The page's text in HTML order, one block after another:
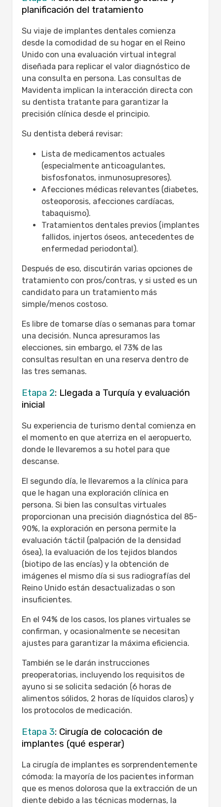
planificación del tratamiento
Su viaje de implantes dentales comienza
desde la comodidad de su hogar en el Reino
Unido con una evaluación virtual integral
diseñada para replicar el valor diagnóstico de
una consulta en persona. Las consultas de
Mavidenta implican la interacción directa con
su dentista tratante para garantizar la
precisión clínica desde el principio.
Su dentista deberá revisar:
Lista de medicamentos actuales
(especialmente anticoagulantes,
bisfosfonatos, inmunosupresores).
Afecciones médicas relevantes (diabetes,
osteoporosis, afecciones cardíacas,
tabaquismo).
Tratamientos dentales previos (implantes
fallidos, injertos óseos, antecedentes de
enfermedad periodontal).
Después de eso, discutirán varias opciones de
tratamiento con pros/contras, y si usted es un
candidato para un tratamiento más
simple/menos costoso.
Es libre de tomarse días o semanas para tomar
una decisión. Nunca apresuramos las
elecciones, sin embargo, el 73% de las
consultas resultan en una reserva dentro de
las tres semanas.
Etapa 2: Llegada a Turquía y evaluación
inicial
Su experiencia de turismo dental comienza en
el momento en que aterriza en el aeropuerto,
donde le llevaremos a su hotel para que
descanse.
El segundo día, le llevaremos a la clínica para
que le hagan una exploración clínica en
persona. Si bien las consultas virtuales
proporcionan una precisión diagnóstica del 85-
90%, la exploración en persona permite la
evaluación táctil (palpación de la densidad
ósea), la evaluación de los tejidos blandos
(biotipo de las encías) y la obtención de
imágenes el mismo día si sus radiografías del
Reino Unido están desactualizadas o son
insuficientes.
En el 94% de los casos, los planes virtuales se
confirman, y ocasionalmente se necesitan
ajustes para garantizar la máxima eficiencia.
También se le darán instrucciones
preoperatorias, incluyendo los requisitos de
ayuno si se solicita sedación (6 horas de
alimentos sólidos, 2 horas de líquidos claros) y
los protocolos de medicación.
Etapa 3: Cirugía de colocación de
implantes (qué esperar)
La cirugía de implantes es sorprendentemente
cómoda: la mayoría de los pacientes informan
que es menos dolorosa que la extracción de un
diente debido a las técnicas modernas, la